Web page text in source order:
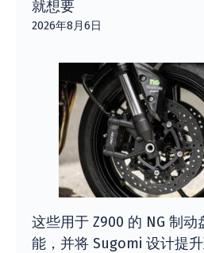
就想要
2026年8月6日
这些用于 Z900 的 NG 制动
能，并将 Sugomi 设计提